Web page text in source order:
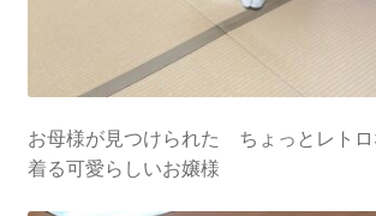
お母様が見つけられた ちょっとレトロ
着る可愛らしいお嬢様